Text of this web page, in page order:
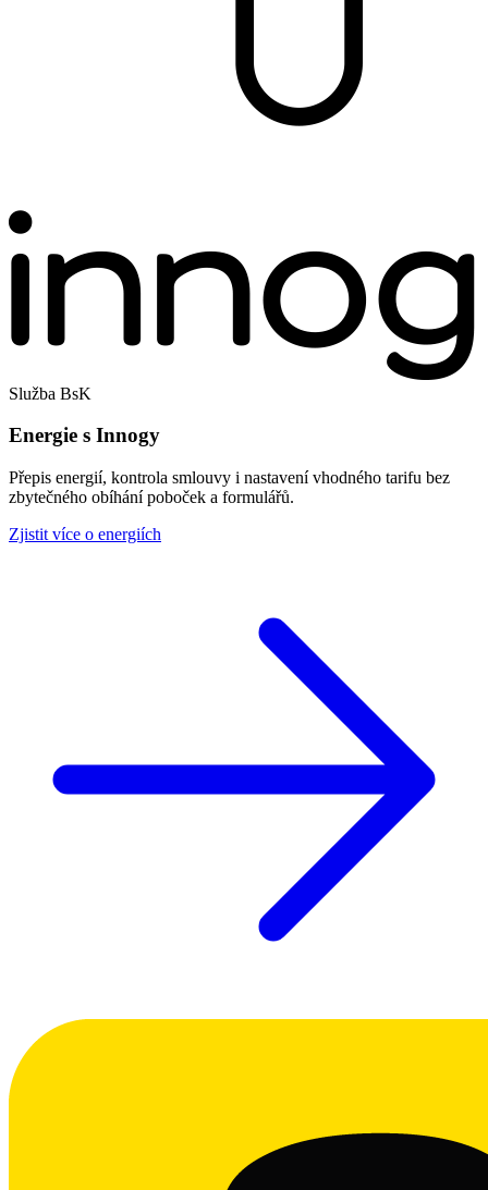
Služba BsK
Energie s Innogy
Přepis energií, kontrola smlouvy i nastavení vhodného tarifu bez
zbytečného obíhání poboček a formulářů.
Zjistit více o energiích